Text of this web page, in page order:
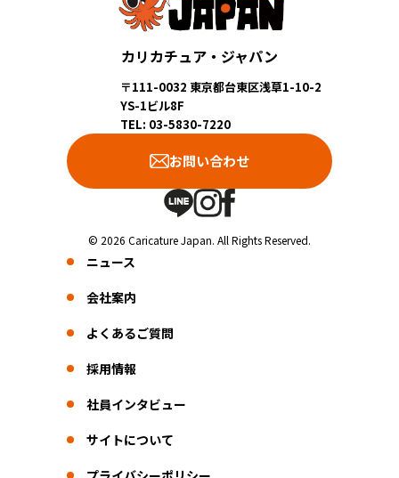
カリカチュア・ジャパン
〒111-0032 東京都台東区浅草1-10-2
YS-1ビル8F
TEL: 03-5830-7220
ニュース
会社案内
よくあるご質問
採用情報
社員インタビュー
サイトについて
お問い合わせ
© 2026 Caricature Japan. All Rights Reserved.